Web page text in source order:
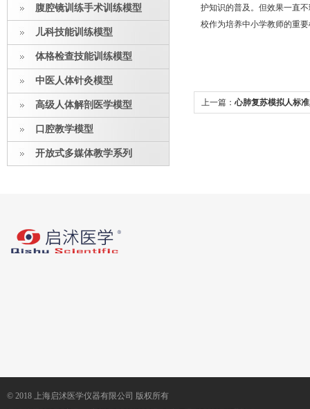
腹腔镜训练手术训练模型
儿科技能训练模型
体格检查技能训练模型
中医人体针灸模型
高级人体解剖医学模型
口腔教学模型
开放式多媒体教学系列
护知识的普及。但效果一直
校作为培养中小学教师的重
上一篇：心肺复苏模拟人标
© 2018 上海启沭医学仪器有限公司 版权所有